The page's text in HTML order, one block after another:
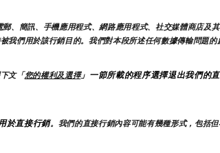
、簡訊、手機應用程式、網路應用程式、社交媒體商店
我們用於該行銷目的。我們對本段所述任何數據傳輸問題的
文「您的權利及選擇」一節所載的程序選擇退出我們的
於直接行銷。我們的直接行銷內容可能有幾種形式，包括